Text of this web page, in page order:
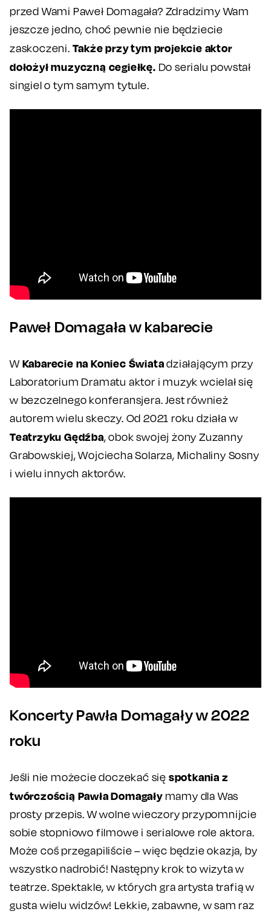
przed Wami Paweł Domagała? Zdradzimy Wam
jeszcze jedno, choć pewnie nie będziecie
zaskoczeni. Także przy tym projekcie aktor
dołożył muzyczną cegiełkę. Do serialu powstał
singiel o tym samym tytule.
Paweł Domagała w kabarecie
WKabarecie na Koniec Światadziałającym przy
Laboratorium Dramatu aktor i muzyk wcielał się
w bezczelnego konferansjera. Jest również
autorem wielu skeczy. Od 2021 roku działa w
Teatrzyku Gędźba, obok swojej żony Zuzanny
Grabowskiej, Wojciecha Solarza, Michaliny Sosny
i wielu innych aktorów.
Koncerty Pawła Domagały w 2022
roku
Jeśli nie możecie doczekać się spotkania z
twórczością Pawła Domagałymamy dla Was
prosty przepis. W wolne wieczory przypomnijcie
sobie stopniowo filmowe i serialowe role aktora.
Może coś przegapiliście – więc będzie okazja, by
wszystko nadrobić! Następny krok to wizyta w
teatrze. Spektakle, w których gra artysta trafią w
gusta wielu widzów! Lekkie, zabawne, w sam raz